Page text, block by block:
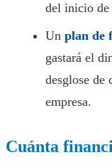
del inicio
Un plan de
gastará el
desglose de
empresa.
Cuánta